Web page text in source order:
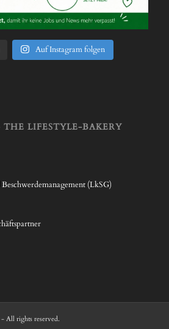
Auf Instagram folgen
THE LIFESTYLE-BAKERY
(LkSG)
All rights reserved.